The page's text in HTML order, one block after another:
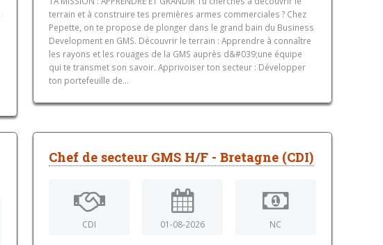
terrain et à construire tes premières armes commerciales ? Chez
Pepette, on te propose de plonger dans le grand bain du Business
Development en GMS. Découvrir le terrain : Apprendre à connaître
les rayons et les rouages de la GMS auprès d&#039;une équipe
qui te transmet son savoir. Apprivoiser ton secteur : Développer
ton portefeuille de...
Chef de secteur GMS H/F - Bretagne (CDI)
CDI 01-08-2026 NC